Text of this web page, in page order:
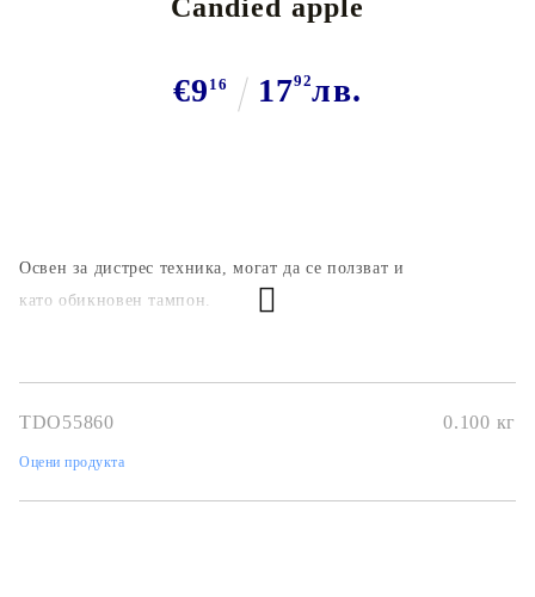
Candied apple
€9 16 1792лв.
Освен за дистрес техника, могат да се ползват и
като обикновен тампон.
TDO55860 0.100 кг
Оцени продукта